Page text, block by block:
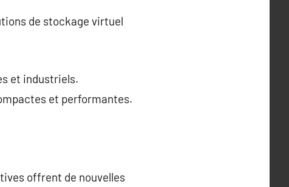
de stockage virtuel
et industriels.
et performantes.
offrent de nouvelles